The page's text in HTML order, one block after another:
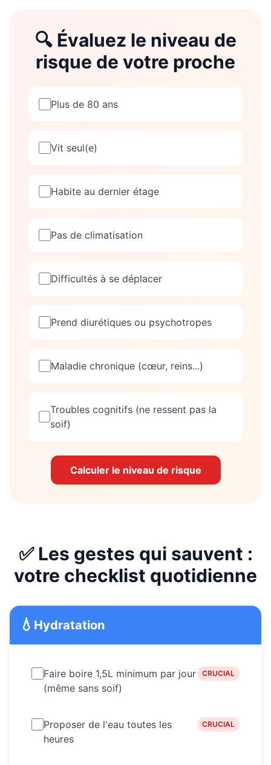
🔍 Évaluez le niveau de
risque de votre proche
Plus de 80 ans
Vit seul(e)
Habite au dernier étage
Pas de climatisation
Difficultés à se déplacer
Prend diurétiques ou psychotropes
Maladie chronique (cœur, reins...)
Troubles cognitifs (ne ressent pas la
soif)
Calculer le niveau de risque
✅ Les gestes qui sauvent :
votre checklist quotidienne
💧 Hydratation
Faire boire 1,5L minimum par jour
(même sans soif)
CRUCIAL
Proposer de l'eau toutes les
heures
CRUCIAL